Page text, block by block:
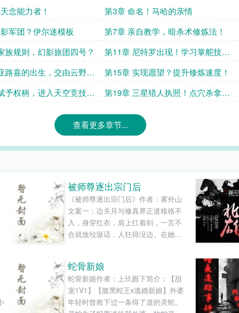
念能力者！ 第3章 命名！马哈的亲情
军团？伊尔迷模板 第7章 亲自教学，暗杀术修炼法！
族规则，幻影旅团四号？
第11章 尼特罗出现！学习掌舵技
巧？
路嘉的出生，交由云野抚
第15章 实现愿望？提升修炼速度！
予权柄，进入天空竞技
第19章 三星猎人执照！点穴杀拿下
查看更多章节...
被师尊逐出宗门后
《被师尊逐出宗门后》作者：雾外山
文案一：边关月与修真界正道格格不
入，身穿红衣，肩上扛着剑，一言不
合就放垃圾话，人狂得没边。在她眼
钟爱，天生剑骨，除了在人缘上差
点，其他的边关月对自己都挺满意
的。甚至说过“煌煌仙道，唯我边关
月。”这样的嚣张话。可她有个问题想
蛇骨新娘
蛇骨新娘作者：上玖殿下简介：【甜
宠1V1】【腹黑蛇王x逃婚新娘】外婆
年轻时曾救下过一条得了道的灵蛇。